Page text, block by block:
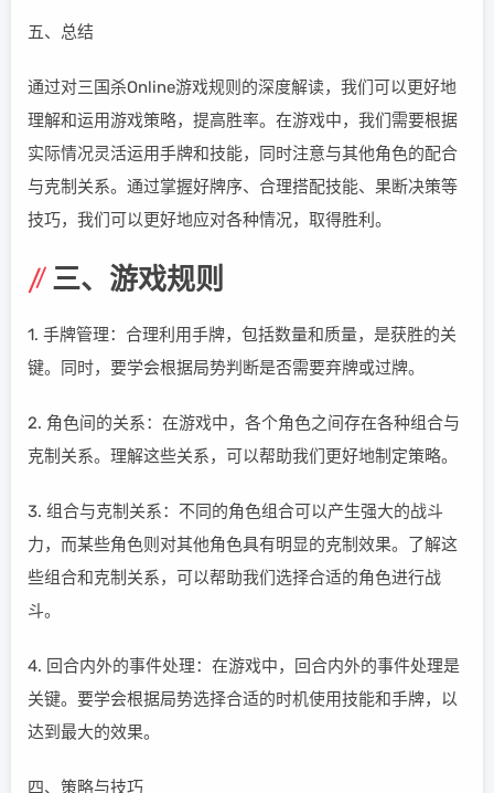
五、总结
通过对三国杀Online游戏规则的深度解读，我们可以更好地
理解和运用游戏策略，提高胜率。在游戏中，我们需要根据
实际情况灵活运用手牌和技能，同时注意与其他角色的配合
与克制关系。通过掌握好牌序、合理搭配技能、果断决策等
技巧，我们可以更好地应对各种情况，取得胜利。
三、游戏规则
1. 手牌管理：合理利用手牌，包括数量和质量，是获胜的关
键。同时，要学会根据局势判断是否需要弃牌或过牌。
2. 角色间的关系：在游戏中，各个角色之间存在各种组合与
克制关系。理解这些关系，可以帮助我们更好地制定策略。
3. 组合与克制关系：不同的角色组合可以产生强大的战斗
力，而某些角色则对其他角色具有明显的克制效果。了解这
些组合和克制关系，可以帮助我们选择合适的角色进行战
斗。
4. 回合内外的事件处理：在游戏中，回合内外的事件处理是
关键。要学会根据局势选择合适的时机使用技能和手牌，以
达到最大的效果。
四、策略与技巧